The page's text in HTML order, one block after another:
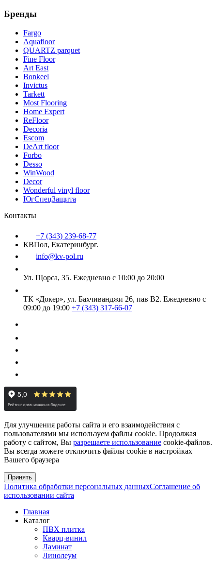
Бренды
Fargo
Aquafloor
QUARTZ parquet
Fine Floor
Art East
Bonkeel
Invictus
Tarkett
Most Flooring
Home Expert
ReFloor
Decoria
Escom
DeArt floor
Forbo
Desso
WinWood
Decor
Wonderful vinyl floor
ЮгСпецЗащита
Контакты
+7 (343) 239-68-77
КВПол, Екатеринбург.
info@kv-pol.ru
Ул. Щорса, 35. Ежедневно с 10:00 до 20:00
ТК «Докер», ул. Бахчиванджи 26, пав В2. Ежедневно с
09:00 до 19:00 +7 (343) 317-66-07
Для улучшения работы сайта и его взаимодействия с
пользователями мы используем файлы cookie. Продолжая
работу с сайтом, Вы разрешаете использование cookie-файлов.
Вы всегда можете отключить файлы cookie в настройках
Вашего браузера
Принять
Политика обработки персональных данныхСоглашение об
использовании сайта
Главная
Каталог
ПВХ плитка
Кварц-винил
Ламинат
Линолеум